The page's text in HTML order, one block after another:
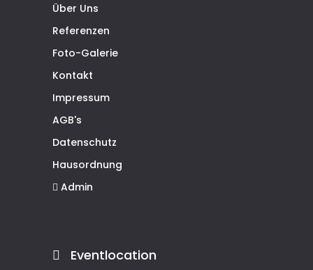
Über Uns
Referenzen
Foto-Galerie
Kontakt
Impressum
AGB's
Datenschutz
Hausordnung
Admin
Eventlocation